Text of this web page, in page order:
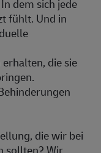
dem sich jede
fühlt. Und in
die sie
die wir bei